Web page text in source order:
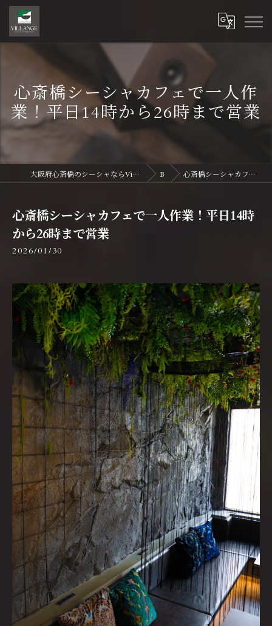
心斎橋シーシャカフェで一人作
業！平日14時から26時まで営業
大阪府心斎橋のシーシャならVillange Shisha Shinsaibasi〜ヴィランジュ シーシャ 心斎橋 Blog 心斎橋シーシャカフェで一人作業！平日14時から26時まで営業
心斎橋シーシャカフェで一人作業！平日14時
から26時まで営業
2026/01/30